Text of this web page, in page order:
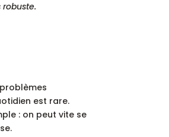
est rare.
: on peut vite se